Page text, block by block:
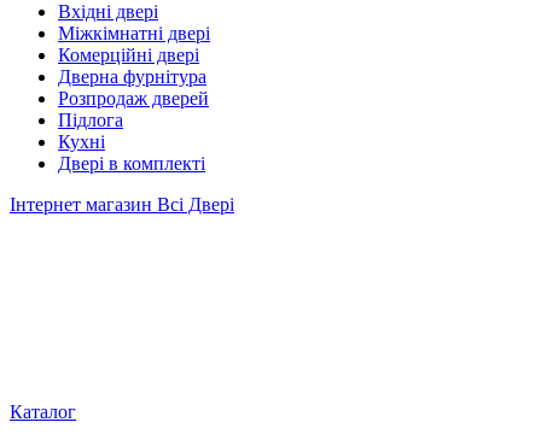
Вхідні двері
Міжкімнатні двері
Комерційні двері
Дверна фурнітура
Розпродаж дверей
Підлога
Кухні
Двері в комплекті
Інтернет магазин Всі Двері
Каталог